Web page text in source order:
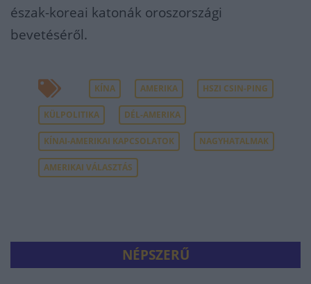
észak-koreai katonák oroszországi
bevetéséről.
KÍNA AMERIKA HSZI CSIN-PING
KÜLPOLITIKA DÉL-AMERIKA
KÍNAI-AMERIKAI KAPCSOLATOK NAGYHATALMAK
AMERIKAI VÁLASZTÁS
NÉPSZERŰ